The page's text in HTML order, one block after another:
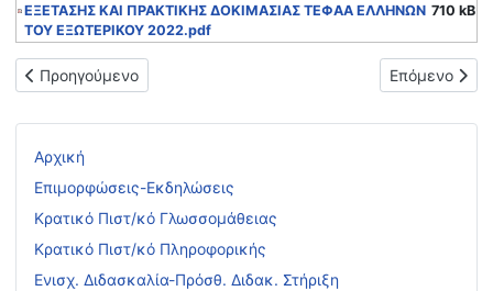
Αρχική
Επιμορφώσεις-Εκδηλώσεις
Κρατικό Πιστ/κό Γλωσσομάθειας
Κρατικό Πιστ/κό Πληροφορικής
Ενισχ. Διδασκαλία-Πρόσθ. Διδακ. Στήριξη
ΕΞΕΤΑΣΗΣ ΚΑΙ ΠΡΑΚΤΙΚΗΣ ΔΟΚΙΜΑΣΙΑΣ ΤΕΦΑΑ ΕΛΛΗΝΩΝ
ΤΟΥ ΕΞΩΤΕΡΙΚΟΥ 2022.pdf
710 kB
Προηγούμενο άρθρο: Επίδειξη γραπτών δοκιμίων
Προηγούμενο Επόμενο
Επόμενο